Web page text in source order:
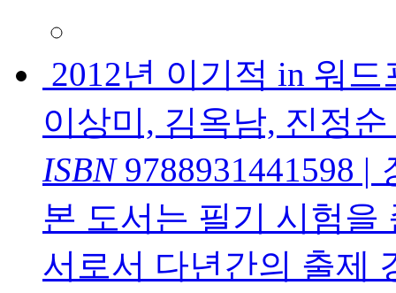
2012년 이기적 in 워
이상미, 김옥남, 진정
ISBN9788931441598 |
본 도서는 필기 시험을
서로서 다년간의 출제